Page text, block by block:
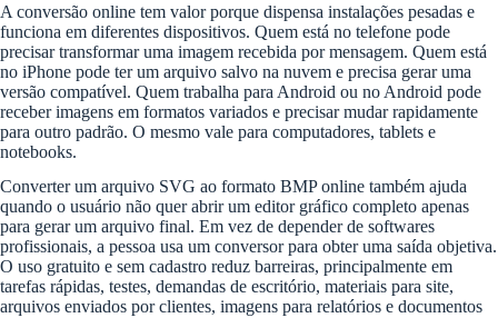
A conversão online tem valor porque dispensa instalações pesadas e
funciona em diferentes dispositivos. Quem está no telefone pode
precisar transformar uma imagem recebida por mensagem. Quem está
no iPhone pode ter um arquivo salvo na nuvem e precisa gerar uma
versão compatível. Quem trabalha para Android ou no Android pode
receber imagens em formatos variados e precisar mudar rapidamente
para outro padrão. O mesmo vale para computadores, tablets e
notebooks.
Converter um arquivo SVG ao formato BMP online também ajuda
quando o usuário não quer abrir um editor gráfico completo apenas
para gerar um arquivo final. Em vez de depender de softwares
profissionais, a pessoa usa um conversor para obter uma saída objetiva.
O uso gratuito e sem cadastro reduz barreiras, principalmente em
tarefas rápidas, testes, demandas de escritório, materiais para site,
arquivos enviados por clientes, imagens para relatórios e documentos